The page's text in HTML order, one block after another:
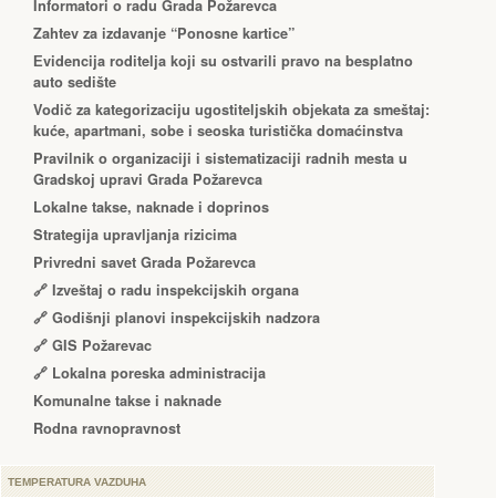
Informatori o radu Grada Požarevca
Zahtev za izdavanje “Ponosne kartice”
Еvidencija roditelja koji su ostvarili pravo na besplatno
auto sedište
Vodič za kategorizaciju ugostiteljskih objekata za smeštaj:
kuće, apartmani, sobe i seoska turistička domaćinstva
Pravilnik o organizaciji i sistematizaciji radnih mesta u
Gradskoj upravi Grada Požarevca
Lokalne takse, naknade i doprinos
Strategija upravljanja rizicima
Privredni savet Grada Požarevca
🔗 Izveštaj o radu inspekcijskih organa
🔗 Godišnji planovi inspekcijskih nadzora
🔗 GIS Požarevac
🔗 Lokalna poreska administracija
Komunalne takse i naknade
Rodna ravnopravnost
TEMPERATURA VAZDUHA